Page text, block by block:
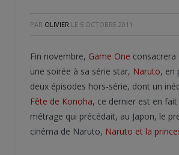
PAR OLIVIER LE 5 OCTOBRE 2011
Fin novembre, Game One consacrera
une soirée à sa série star, Naruto, en
deux épisodes hors-série, dont un
Fête de Konoha, ce dernier est en
métrage qui précédait, au Japon, le
cinéma de Naruto, Naruto et la